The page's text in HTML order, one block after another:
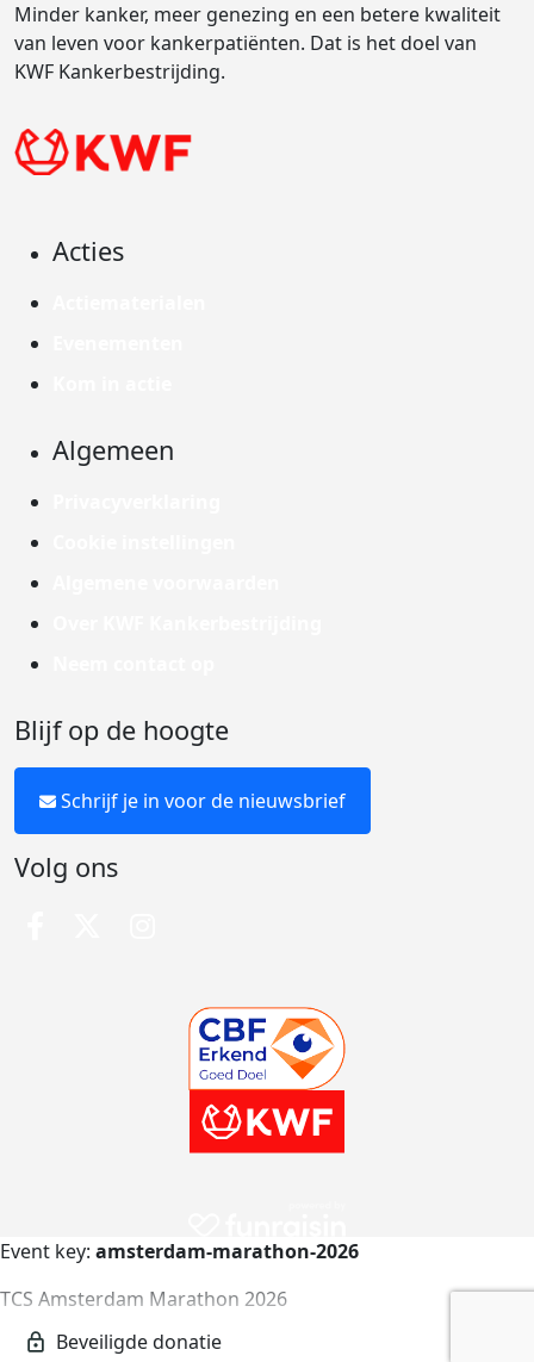
Minder kanker, meer genezing en een betere kwaliteit
van leven voor kankerpatiënten. Dat is het doel van
KWF Kankerbestrijding.
Acties
Algemeen
Blijf op de hoogte
Schrijf je in voor de nieuwsbrief
Volg ons
Event key: amsterdam-marathon-2026
TCS Amsterdam Marathon 2026
amsterdam-marathon-2026